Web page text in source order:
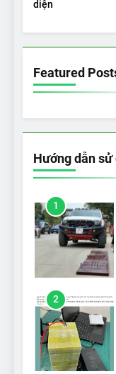
diện
Featured
Hướng dẫn sử
1
2